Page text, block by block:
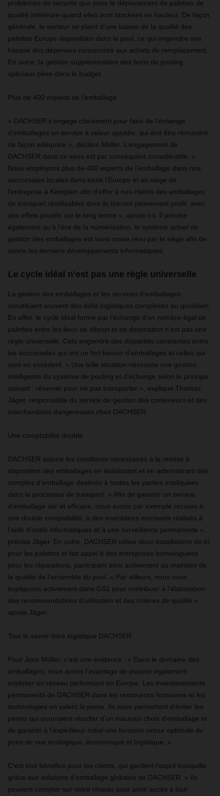
problèmes de sécurité que pose le déplacement de palettes de
qualité inférieure quand elles sont stockées en hauteur. De façon
générale, le secteur se plaint d’une baisse de la qualité des
palettes Europe disponibles dans le pool, ce qui engendre une
hausse des dépenses consacrées aux achats de remplacement.
En outre, la gestion supplémentaire des bons de pooling
spéciaux pèse dans le budget.
Plus de 400 experts de l’emballage
« DACHSER s’engage clairement pour faire de l’échange
d’emballages un service à valeur ajoutée, qui doit être rémunéré
de façon adéquate », déclare Müller. L’engagement de
DACHSER dans ce sens est par conséquent considérable. «
Nous employons plus de 400 experts de l’emballage dans nos
succursales locales dans toute l’Europe et au siège de
l’entreprise à Kempten afin d’offrir à nos clients des emballages
de transport réutilisables dont ils tireront pleinement profit, avec
des effets positifs sur le long terme », ajoute-t-il. Il précise
également qu’à l’ère de la numérisation, le système actuel de
gestion des emballages est sans cesse revu par le siège afin de
suivre les derniers développements informatiques.
Le cycle idéal n’est pas une règle universelle
La gestion des emballages et les services d’emballages
constituent souvent des défis logistiques complexes au quotidien.
En effet, le cycle idéal formé par l’échange d'un nombre égal de
palettes entre les lieux de départ et de destination n’est pas une
règle universelle. Cela engendre des disparités constantes entre
les succursales qui ont un fort besoin d’emballages et celles qui
sont en excédent. « Une telle situation nécessite une gestion
intelligente du système de pooling et d’échange selon le principe
suivant : réserver pour ne pas transporter », explique Thomas
Jäger, responsable du service de gestion des conteneurs et des
marchandises dangereuses chez DACHSER.
Une comptabilité double
DACHSER assure les conditions nécessaires à la remise à
disposition des emballages en établissant et en administrant des
comptes d’emballage destinés à toutes les parties impliquées
dans le processus de transport. « Afin de garantir un service
d’emballage sûr et efficace, nous avons par exemple recours à
une double comptabilité, à des inventaires mensuels réalisés à
l’aide d’outils informatiques et à une surveillance permanente »,
précise Jäger. En outre, DACHSER utilise deux installations de tri
pour les palettes et fait appel à des entreprises homologuées
pour les réparations, participant ainsi activement au maintien de
la qualité de l’ensemble du pool. « Par ailleurs, nous nous
impliquons activement dans GS1 pour contribuer à l’élaboration
des recommandations d’utilisation et des critères de qualité »,
ajoute Jäger.
Tout le savoir-faire logistique DACHSER
Pour Jens Müller, c’est une évidence : « Dans le domaine des
emballages, nous avons l’avantage de pouvoir également
exploiter un réseau performant en Europe. Les investissements
permanents de DACHSER dans les ressources humaines et les
technologies en valent la peine. Ils nous permettent d’éviter les
pertes qui pourraient résulter d’un mauvais choix d’emballage et
de garantir à l’expéditeur initial une livraison retour optimale du
point de vue écologique, économique et logistique. »
C’est tout bénéfice pour les clients, qui gardent l’esprit tranquille
grâce aux solutions d’emballage globales de DACHSER. « Ils
peuvent compter sur notre réseau pour avoir accès à tout